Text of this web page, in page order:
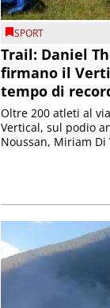
SPORT
Trail: Daniel
firmano il
tempo di
Oltre 200 atleti al
Vertical, sul podio
Noussan, Miriam